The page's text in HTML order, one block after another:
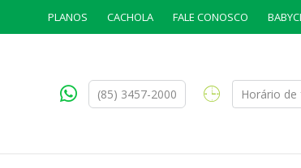
PLANOS CACHOLA FALE CONOSCO
(85) 3457-2000 Horário